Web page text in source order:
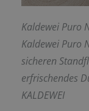
Kaldewei Puro
Kaldewei Puro
sicheren
erfrischendes
KALDEWEI